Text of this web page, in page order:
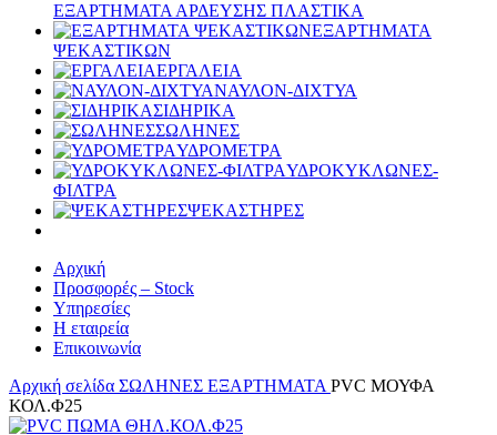
ΕΞΑΡΤΗΜΑΤΑ ΑΡΔΕΥΣΗΣ ΠΛΑΣΤΙΚΑ
ΕΞΑΡΤΗΜΑΤΑ
ΨΕΚΑΣΤΙΚΩΝ
ΕΡΓΑΛΕΙΑ
ΝΑΥΛΟΝ-ΔΙΧΤΥΑ
ΣΙΔΗΡΙΚΑ
ΣΩΛΗΝΕΣ
ΥΔΡΟΜΕΤΡΑ
ΥΔΡΟΚΥΚΛΩΝΕΣ-
ΦΙΛΤΡΑ
ΨΕΚΑΣΤΗΡΕΣ
Αρχική
Προσφορές – Stock
Υπηρεσίες
Η εταιρεία
Επικοινωνία
Αρχική σελίδα ΣΩΛΗΝΕΣ ΕΞΑΡΤΗΜΑΤΑ PVC ΜΟΥΦΑ
ΚΟΛ.Φ25